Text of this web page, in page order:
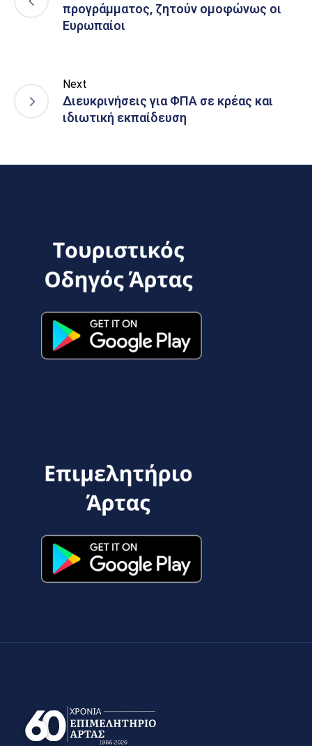
προγράμματος, ζητούν ομοφώνως οι
Ευρωπαίοι
Next
Διευκρινήσεις για ΦΠΑ σε κρέας και
ιδιωτική εκπαίδευση